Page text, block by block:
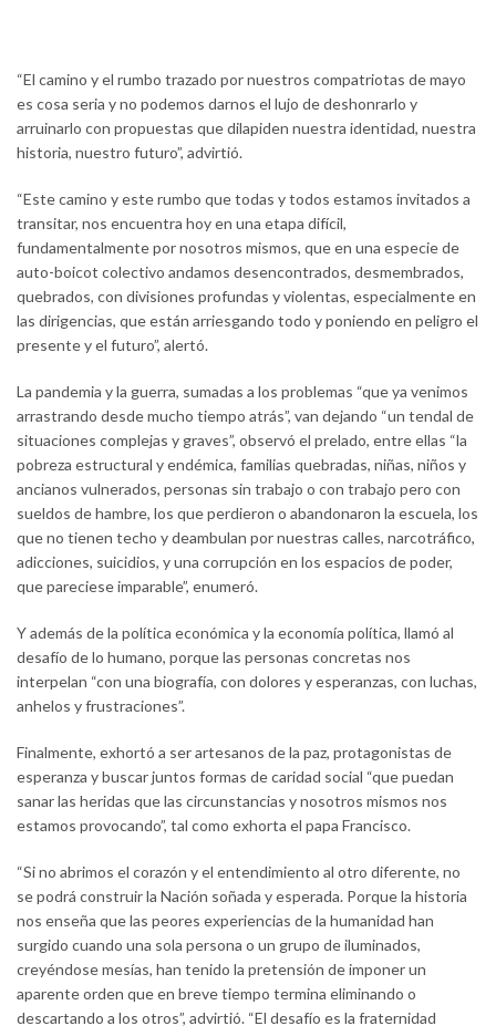
“El camino y el rumbo trazado por nuestros compatriotas de mayo
es cosa seria y no podemos darnos el lujo de deshonrarlo y
arruinarlo con propuestas que dilapiden nuestra identidad, nuestra
historia, nuestro futuro”, advirtió.
“Este camino y este rumbo que todas y todos estamos invitados a
transitar, nos encuentra hoy en una etapa difícil,
fundamentalmente por nosotros mismos, que en una especie de
auto-boicot colectivo andamos desencontrados, desmembrados,
quebrados, con divisiones profundas y violentas, especialmente en
las dirigencias, que están arriesgando todo y poniendo en peligro el
presente y el futuro”, alertó.
La pandemia y la guerra, sumadas a los problemas “que ya venimos
arrastrando desde mucho tiempo atrás”, van dejando “un tendal de
situaciones complejas y graves”, observó el prelado, entre ellas “la
pobreza estructural y endémica, familias quebradas, niñas, niños y
ancianos vulnerados, personas sin trabajo o con trabajo pero con
sueldos de hambre, los que perdieron o abandonaron la escuela, los
que no tienen techo y deambulan por nuestras calles, narcotráfico,
adicciones, suicidios, y una corrupción en los espacios de poder,
que pareciese imparable”, enumeró.
Y además de la política económica y la economía política, llamó al
desafío de lo humano, porque las personas concretas nos
interpelan “con una biografía, con dolores y esperanzas, con luchas,
anhelos y frustraciones”.
Finalmente, exhortó a ser artesanos de la paz, protagonistas de
esperanza y buscar juntos formas de caridad social “que puedan
sanar las heridas que las circunstancias y nosotros mismos nos
estamos provocando”, tal como exhorta el papa Francisco.
“Si no abrimos el corazón y el entendimiento al otro diferente, no
se podrá construir la Nación soñada y esperada. Porque la historia
nos enseña que las peores experiencias de la humanidad han
surgido cuando una sola persona o un grupo de iluminados,
creyéndose mesías, han tenido la pretensión de imponer un
aparente orden que en breve tiempo termina eliminando o
descartando a los otros”, advirtió. “El desafío es la fraternidad